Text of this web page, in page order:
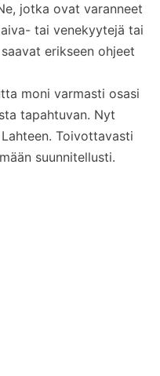
jotka ovat varanneet
tai venekyytejä tai
erikseen ohjeet
moni varmasti osasi
tapahtuvan. Nyt
Toivottavasti
suunnitellusti.